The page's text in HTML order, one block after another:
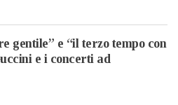
gentile” e “il terzo tempo con
e i concerti ad